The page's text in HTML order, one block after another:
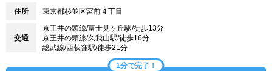
住所 東京都杉並区宮前４丁目
交通
京王井の頭線/富士見ヶ丘駅/徒歩13分
京王井の頭線/久我山駅/徒歩16分
総武線/西荻窪駅/徒歩21分
1分で完了！